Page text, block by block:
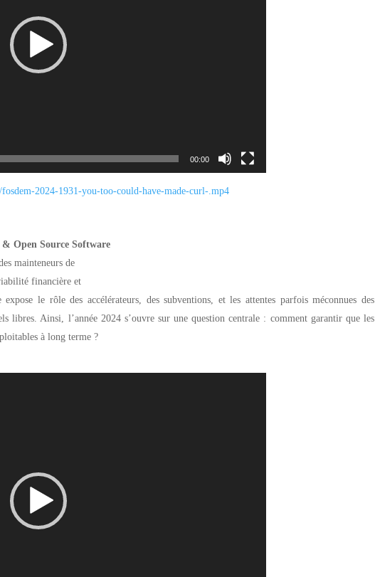
00:00
2024-1931-you-too-could-have-made-curl-.mp4
Open Source Software
mainteneurs de
financière et
le rôle des accélérateurs, des subventions, et les attentes parfois méconnues des
libres. Ainsi, l’année 2024 s’ouvre sur une question centrale : comment garantir que les
à long terme ?